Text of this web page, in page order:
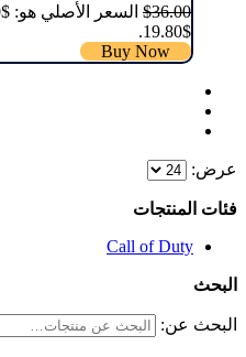
$36.00 السعر الأصلي هو: $36.00.
$19.80.
Buy Now
عرض:
فئات المنتجات
Call of Duty
البحث
البحث عن: